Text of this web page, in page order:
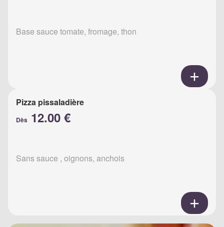
Base sauce tomate, fromage, thon
Pizza pissaladière
Dès 12.00 €
Sans sauce , oignons, anchois